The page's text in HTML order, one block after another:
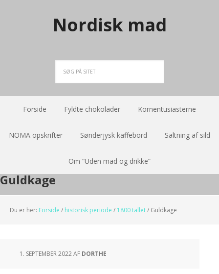
Nordisk mad
Forside Fyldte chokolader Kornentusiasterne
NOMA opskrifter Sønderjysk kaffebord Saltning af sild
Om “Uden mad og drikke”
Guldkage
Du er her: Forside / historisk periode / 1800 tallet/ Guldkage
1. SEPTEMBER 2022AF DORTHE